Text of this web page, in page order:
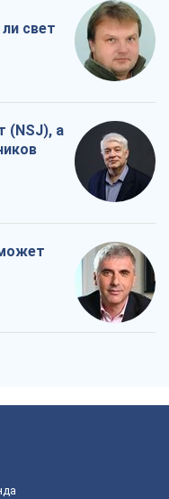
свет
(NSJ), а